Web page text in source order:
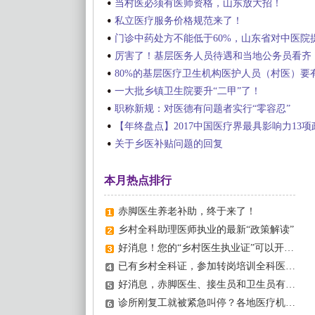
当村医必须有医师资格，山东放大招！
私立医疗服务价格规范来了！
门诊中药处方不能低于60%，山东省对中医院
厉害了！基层医务人员待遇和当地公务员看齐
80%的基层医疗卫生机构医护人员（村医）要
一大批乡镇卫生院要升“二甲”了！
职称新规：对医德有问题者实行“零容忍”
【年终盘点】2017中国医疗界最具影响力13项
关于乡医补贴问题的回复
本月热点排行
赤脚医生养老补助，终于来了！
乡村全科助理医师执业的最新“政策解读”
好消息！您的“乡村医生执业证”可以开诊所啦！（附具体要求）
已有乡村全科证，参加转岗培训全科医生有必要么？这里全说清！
好消息，赤脚医生、接生员和卫生员有政策了！
诊所刚复工就被紧急叫停？各地医疗机构应该注意这些！